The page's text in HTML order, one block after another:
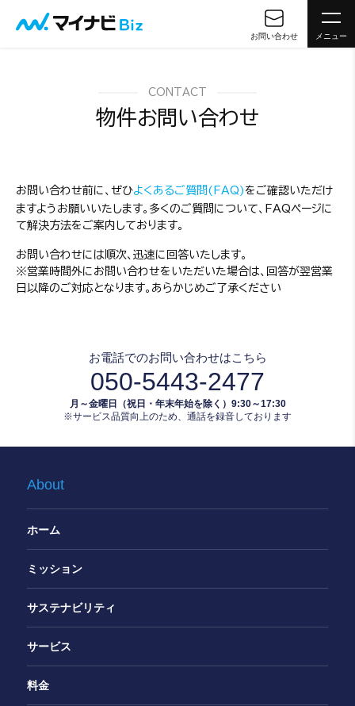
お問い合わせ メニュー
CONTACT
物件お問い合わせ
お問い合わせ前に、ぜひよくあるご質問(FAQ) をご確認いただけ
ますようお願いいたします。多くのご質問について、FAQページに
て解決方法をご案内しております。
お問い合わせには順次、迅速に回答いたします。
※営業時間外にお問い合わせをいただいた場合は、回答が翌営業
日以降のご対応となります。あらかじめご了承ください
お電話でのお問い合わせはこちら
050-5443-2477
月～金曜日（祝日・年末年始を除く）9:30～17:30
※サービス品質向上のため、通話を録音しております
About
ホーム
ミッション
サステナビリティ
サービス
料金